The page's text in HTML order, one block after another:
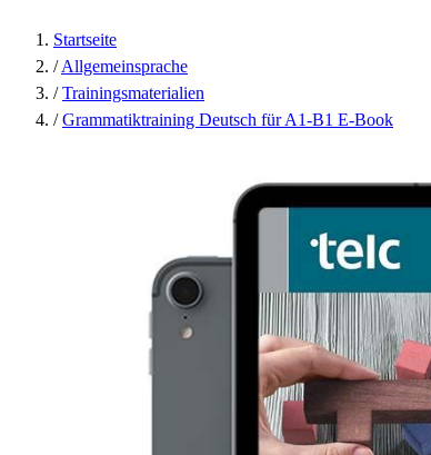
Startseite
/ Allgemeinsprache
/ Trainingsmaterialien
/ Grammatiktraining Deutsch für A1-B1 E-Book